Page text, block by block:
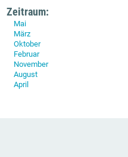
Zeitraum:
Mai
März
Oktober
Februar
November
August
April